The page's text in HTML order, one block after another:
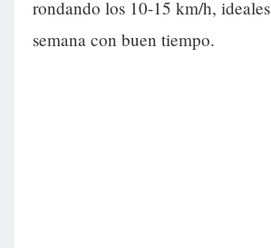
rondando los 10-15 km/h,
semana con buen tiempo.